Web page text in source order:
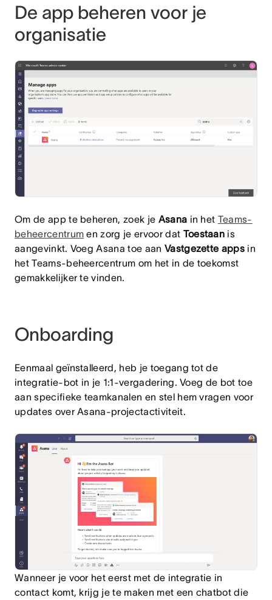
De app beheren voor je
organisatie
Om de app te beheren, zoek je Asana in het Teams-
beheercentrum en zorg je ervoor dat Toestaan is
aangevinkt. Voeg Asana toe aan Vastgezette apps in
het Teams-beheercentrum om het in de toekomst
gemakkelijker te vinden.
Onboarding
Eenmaal geïnstalleerd, heb je toegang tot de
integratie-bot in je 1:1-vergadering. Voeg de bot toe
aan specifieke teamkanalen en stel hem vragen voor
updates over Asana-projectactiviteit.
Wanneer je voor het eerst met de integratie in
contact komt, krijg je te maken met een chatbot die